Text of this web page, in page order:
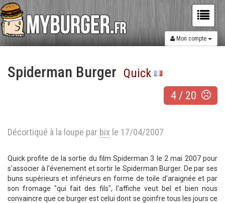
Mon compte
Spiderman Burger Quick
4/ 20
Décortiqué à la loupe par bix le 17/04/2007
Quick profite de la sortie du film Spiderman 3 le 2 mai 2007 pour
s'associer à l'évenement et sortir le Spiderman Burger. De par ses
buns supérieurs et inférieurs en forme de toile d'araignée et par
son fromage "qui fait des fils", l'affiche veut bel et bien nous
convaincre que ce burger est celui dont se goinfre tous les jours ce